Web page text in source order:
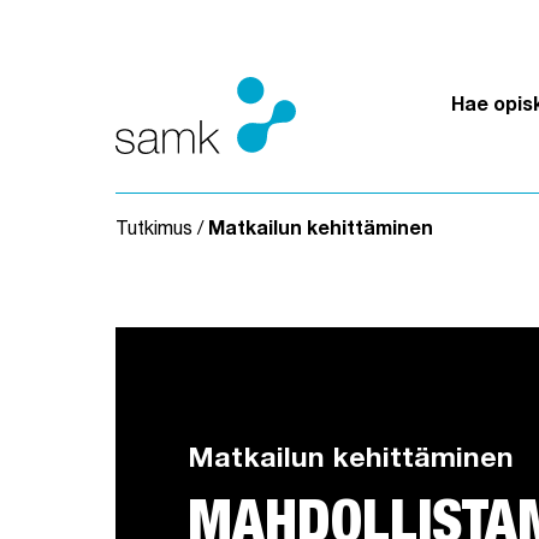
Hae
Tutkimus / Matkailun kehittäminen
Matkailun kehittäminen